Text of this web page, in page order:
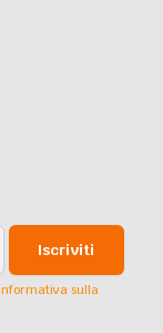
Iscriviti
sulla